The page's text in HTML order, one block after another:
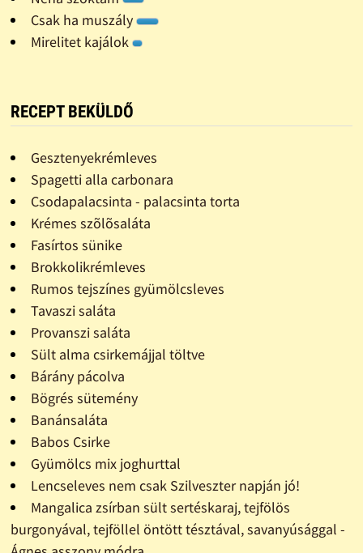
Csak ha muszály
Mirelitet kajálok
RECEPT BEKÜLDŐ
Gesztenyekrémleves
Spagetti alla carbonara
Csodapalacsinta - palacsinta torta
Krémes szõlõsaláta
Fasírtos sünike
Brokkolikrémleves
Rumos tejszínes gyümölcsleves
Tavaszi saláta
Provanszi saláta
Sült alma csirkemájjal töltve
Bárány pácolva
Bögrés sütemény
Banánsaláta
Babos Csirke
Gyümölcs mix joghurttal
Lencseleves nem csak Szilveszter napján jó!
Mangalica zsírban sült sertéskaraj, tejfölös
burgonyával, tejföllel öntött tésztával, savanyúsággal -